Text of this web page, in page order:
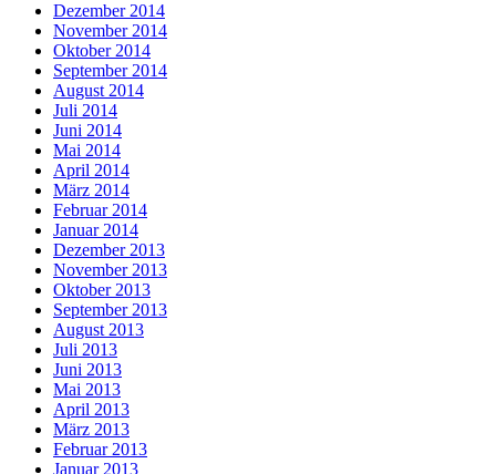
Dezember 2014
November 2014
Oktober 2014
September 2014
August 2014
Juli 2014
Juni 2014
Mai 2014
April 2014
März 2014
Februar 2014
Januar 2014
Dezember 2013
November 2013
Oktober 2013
September 2013
August 2013
Juli 2013
Juni 2013
Mai 2013
April 2013
März 2013
Februar 2013
Januar 2013